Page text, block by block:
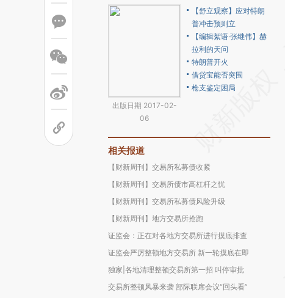
出版日期 2017-02-
06
【舒立观察】应对特朗
普冲击预则立
【编辑絮语·张继伟】赫
拉利的天问
特朗普开火
借贷宝能否突围
枪支鉴定困局
相关报道
【财新周刊】交易所私募债收紧
【财新周刊】交易所债市高杠杆之忧
【财新周刊】交易所私募债风险升级
【财新周刊】地方交易所抢跑
证监会：正在对各地方交易所进行摸底排查
证监会严厉整顿地方交易所 新一轮摸底在即
独家|各地清理整顿交易所第一招 叫停审批
交易所整顿风暴来袭 部际联席会议“回头看”